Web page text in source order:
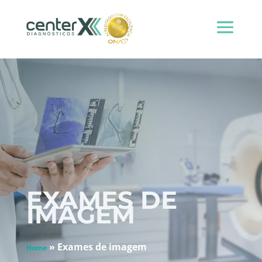
EXAMES DE
IMAGEM
Home» Exames de imagem